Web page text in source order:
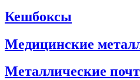
Кешбоксы
Медицинские
Металлические